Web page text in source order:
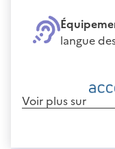
langue
Voir plus sur